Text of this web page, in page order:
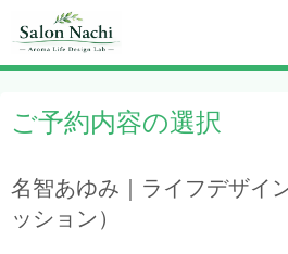
ご予約内容の選択
名智あゆみ｜ライフデザイ
ッション）